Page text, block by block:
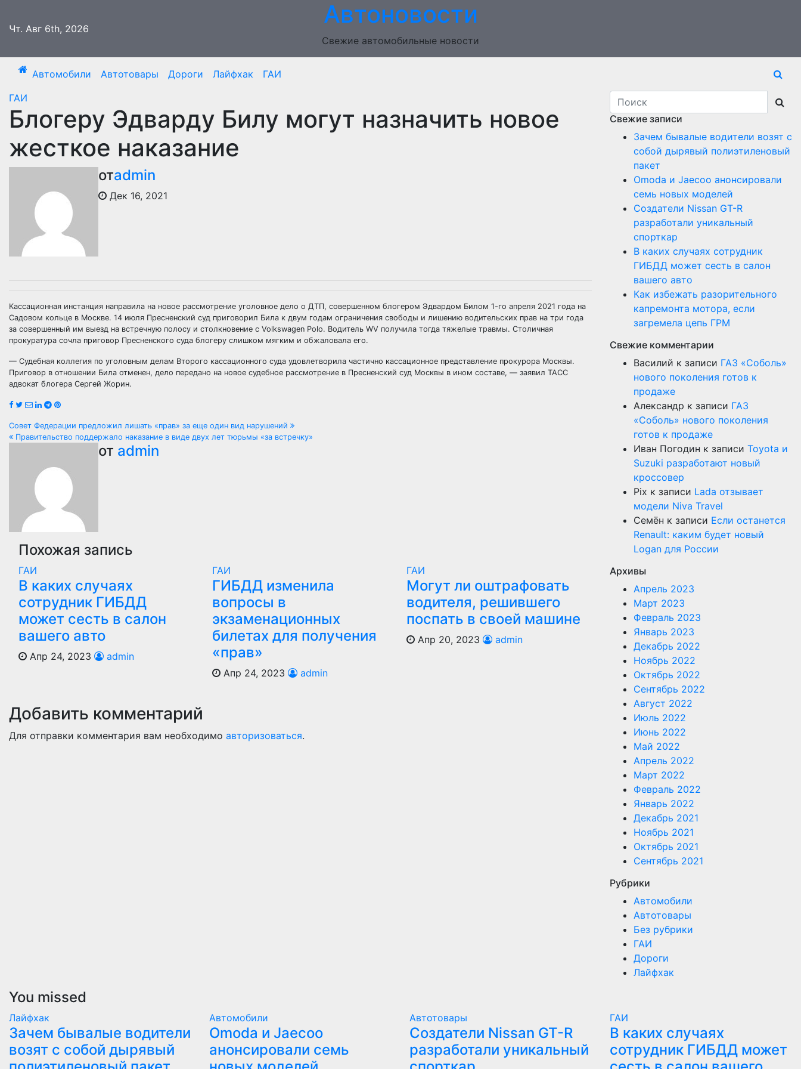
содержимому
Чт. Авг 6th, 2026 Автоновости
Свежие автомобильные новости
Автомобили Автотовары Дороги Лайфхак
ГАИ
ГАИ
Блогеру Эдварду Билу могут назначить новое
жесткое наказание
отadmin
Дек 16, 2021
Кассационная инстанция направила на новое рассмотрение уголовное дело о ДТП, совершенном блогером Эдвардом Билом 1-го апреля 2021 года на
Садовом кольце в Москве. 14 июля Пресненский суд приговорил Била к двум годам ограничения свободы и лишению водительских прав на три года
за совершенный им выезд на встречную полосу и столкновение с Volkswagen Polo. Водитель WV получила тогда тяжелые травмы. Столичная
прокуратура сочла приговор Пресненского суда блогеру слишком мягким и обжаловала его.
— Судебная коллегия по уголовным делам Второго кассационного суда удовлетворила частично кассационное представление прокурора Москвы.
Приговор в отношении Била отменен, дело передано на новое судебное рассмотрение в Пресненский суд Москвы в ином составе, — заявил ТАСС
адвокат блогера Сергей Жорин.
Навигация
записям
Совет Федерации предложил лишать «прав» за еще один вид нарушений
Правительство поддержало наказание в виде двух лет тюрьмы «за встречку»
от admin
Похожая запись
ГАИ
В каких случаях
сотрудник ГИБДД
может сесть в салон
вашего авто
Апр 24, 2023 admin
ГАИ
ГИБДД изменила
вопросы в
экзаменационных
билетах для получения
«прав»
Апр 24, 2023 admin
ГАИ
Могут ли оштрафовать
водителя, решившего
поспать в своей машине
Апр 20, 2023 admin
Добавить комментарий
Для отправки комментария вам необходимо авторизоваться.
Свежие записи
Зачем бывалые водители возят с
собой дырявый полиэтиленовый
пакет
Оmoda и Jaecoo анонсировали
семь новых моделей
Создатели Nissan GT-R
разработали уникальный
спорткар
В каких случаях сотрудник
ГИБДД может сесть в салон
вашего авто
Как избежать разорительного
капремонта мотора, если
загремела цепь ГРМ
Свежие комментарии
Василий к записи ГАЗ «Соболь»
нового поколения готов к
продаже
Александр к записи ГАЗ
«Соболь» нового поколения
готов к продаже
Иван Погодин к записи Toyota и
Suzuki разработают новый
кроссовер
Pix к записи Lada отзывает
модели Niva Travel
Семён к записи Если останется
Renault: каким будет новый
Logan для России
Архивы
Апрель 2023
Март 2023
Февраль 2023
Январь 2023
Декабрь 2022
Ноябрь 2022
Октябрь 2022
Сентябрь 2022
Август 2022
Июль 2022
Июнь 2022
Май 2022
Апрель 2022
Март 2022
Февраль 2022
Январь 2022
Декабрь 2021
Ноябрь 2021
Октябрь 2021
Сентябрь 2021
Рубрики
Автомобили
Автотовары
Без рубрики
ГАИ
Дороги
Лайфхак
You missed
Лайфхак
Зачем бывалые водители
возят с собой дырявый
Автомобили
Оmoda и Jaecoo
анонсировали семь
Автотовары
Создатели Nissan GT-R
разработали уникальный
ГАИ
В каких случаях
сотрудник ГИБДД может